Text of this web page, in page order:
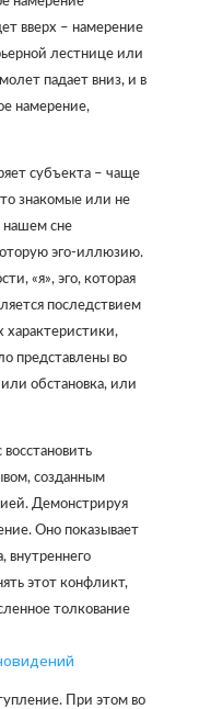
вверх – намерение
лестнице или
падает вниз, и в
намерение,
субъекта – чаще
знакомые или не
нашем сне
эго-иллюзию.
«я», эго, которая
последствием
характеристики,
представлены во
обстановка, или
созданным
Демонстрируя
Оно показывает
внутреннего
этот конфликт,
толкование
При этом во